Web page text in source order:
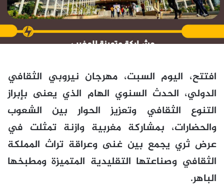
افتتح، اليوم السبت، مهرجان نيروبي الثقافي
الدولي، الحدث السنوي الهام الذي يعنى بإبراز
التنوع الثقافي وتعزيز الحوار بين الشعوب
والحضارات، بمشاركة مغربية وازنة تمثلت في
عرض ثري يجمع بين غنى وعراقة تراث المملكة
الثقافي وصناعتها التقليدية المتميزة ومطبخها
الباهر.